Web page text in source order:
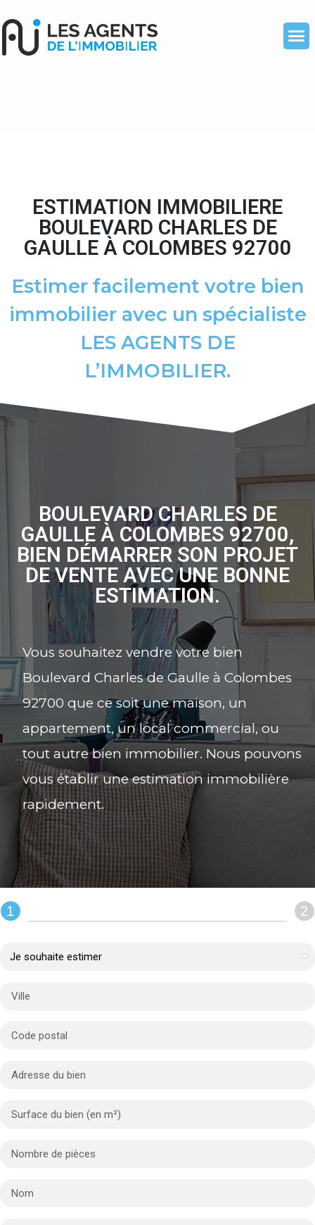
ESTIMATION IMMOBILIERE
BOULEVARD CHARLES DE
GAULLE À COLOMBES 92700
Estimer facilement votre bien
immobilier avec un spécialiste
LES AGENTS DE
L’IMMOBILIER.
BOULEVARD CHARLES DE
GAULLE À COLOMBES 92700,
BIEN DÉMARRER SON PROJET
DE VENTE AVEC UNE BONNE
ESTIMATION.
Vous souhaitez vendre votre bien
Boulevard Charles de Gaulle à Colombes
92700 que ce soit une maison, un
appartement, un local commercial, ou
tout autre bien immobilier. Nous pouvons
vous établir une estimation immobilière
rapidement.
REMPLIR LE FORMULAIRE :
1 2